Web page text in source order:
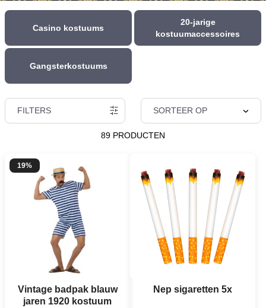
Casino kostuums
20-jarige
kostuumaccessoires
Gangsterkostuums
FILTERS SORTEER OP
89 PRODUCTEN
19%
Vintage badpak blauw
jaren 1920 kostuum
Nep sigaretten 5x